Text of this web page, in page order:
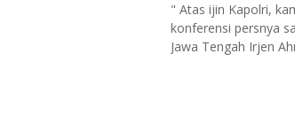
" Atas ijin Kapolri,
konferensi persnya
Jawa Tengah Irjen